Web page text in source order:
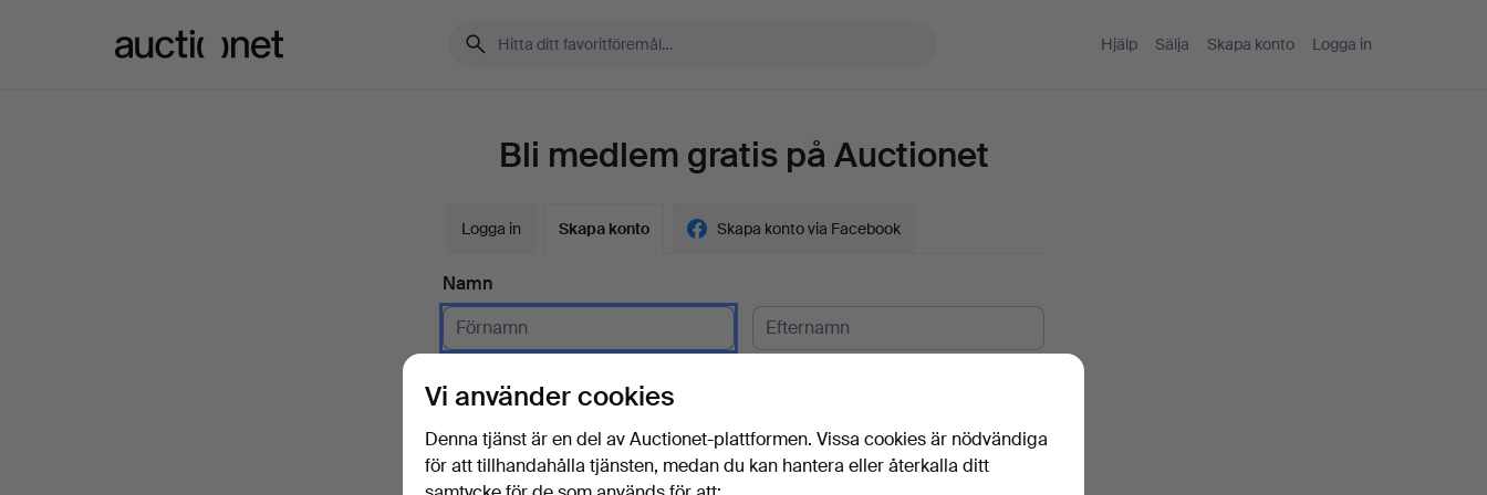
Hjälp Sälja Skapa konto Logga in
Bli medlem gratis på Auctionet
Logga in Skapa konto Skapa konto via Facebook
Namn
E-post
Vi använder cookies
Denna tjänst är en del av Auctionet-plattformen. Vissa cookies är nödvändiga
för att tillhandahålla tjänsten, medan du kan hantera eller återkalla ditt